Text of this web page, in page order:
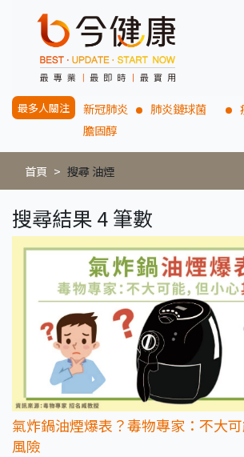
最多人關注 新冠肺炎 肺炎鏈球菌
膽固醇
首頁 搜尋 油煙
搜尋結果 4 筆數
氣炸鍋油煙爆表？毒物專家：不大
風險